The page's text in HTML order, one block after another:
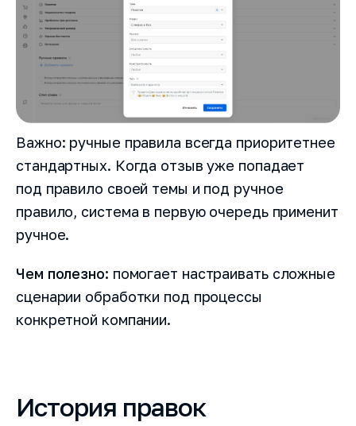
Важно: ручные правила всегда приоритетнее
стандартных. Когда отзыв уже попадает
под правило своей темы и под ручное
правило, система в первую очередь применит
ручное.
Чем полезно: помогает настраивать сложные
сценарии обработки под процессы
конкретной компании.
История правок